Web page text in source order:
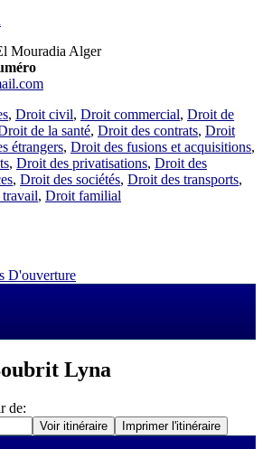
Mouradia Alger
, Droit civil, Droit commercial, Droit de
de la santé, Droit des contrats, Droit
étrangers, Droit des fusions et acquisitions,
, Droit des privatisations, Droit des
, Droit des sociétés, Droit des transports,
, Droit familial
D'ouverture
Lyna
de: